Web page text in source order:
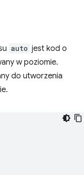
auto jest kod o
w poziomie.
do utworzenia